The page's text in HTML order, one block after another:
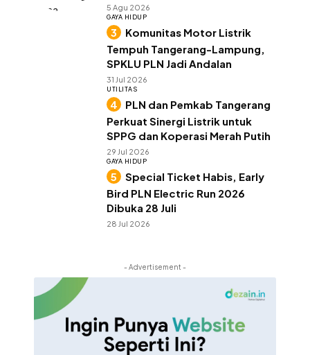
5 Agu 2026
GAYA HIDUP
Komunitas Motor Listrik
Tempuh Tangerang-Lampung,
SPKLU PLN Jadi Andalan
31 Jul 2026
UTILITAS
PLN dan Pemkab Tangerang
Perkuat Sinergi Listrik untuk
SPPG dan Koperasi Merah Putih
29 Jul 2026
GAYA HIDUP
Special Ticket Habis, Early
Bird PLN Electric Run 2026
Dibuka 28 Juli
28 Jul 2026
- Advertisement -